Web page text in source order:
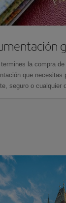
la compra
que necesitas
seguro o cualquier